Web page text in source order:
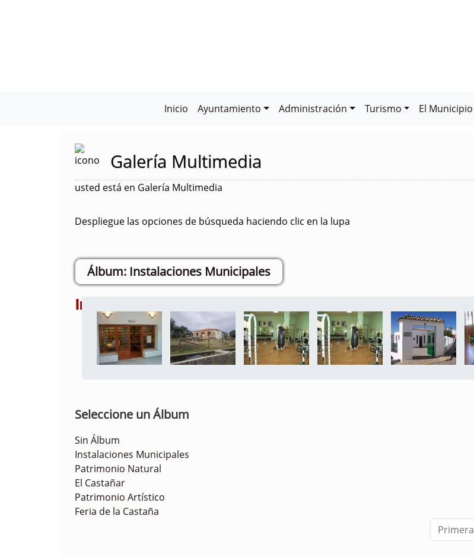
Inicio Ayuntamiento Administración Turismo El Municipio
Galería Multimedia
usted está en Galería Multimedia
Despliegue las opciones de búsqueda haciendo clic en la lupa
Instalaciones Municipales
Imágenes
Seleccione un Álbum
Sin Álbum
Instalaciones Municipales
Patrimonio Natural
El Castañar
Patrimonio Artístico
Feria de la Castaña
Primera